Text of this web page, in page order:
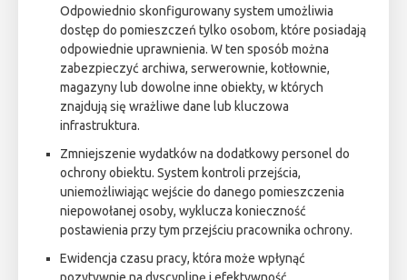
Odpowiednio skonfigurowany system umożliwia
dostęp do pomieszczeń tylko osobom, które posiadają
odpowiednie uprawnienia. W ten sposób można
zabezpieczyć archiwa, serwerownie, kotłownie,
magazyny lub dowolne inne obiekty, w których
znajdują się wrażliwe dane lub kluczowa
infrastruktura.
Zmniejszenie wydatków na dodatkowy personel do
ochrony obiektu. System kontroli przejścia,
uniemożliwiając wejście do danego pomieszczenia
niepowołanej osoby, wyklucza konieczność
postawienia przy tym przejściu pracownika ochrony.
Ewidencja czasu pracy, która może wpłynąć
pozytywnie na dyscyplinę i efektywność